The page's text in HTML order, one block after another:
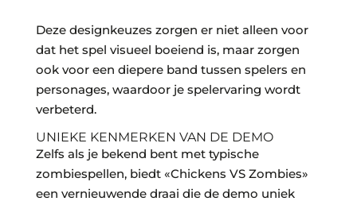
Deze designkeuzes zorgen er niet alleen voor
dat het spel visueel boeiend is, maar zorgen
ook voor een diepere band tussen spelers en
personages, waardoor je spelervaring wordt
verbeterd.
UNIEKE KENMERKEN VAN DE DEMO
Zelfs als je bekend bent met typische
zombiespellen, biedt «Chickens VS Zombies»
een vernieuwende draai die de demo uniek